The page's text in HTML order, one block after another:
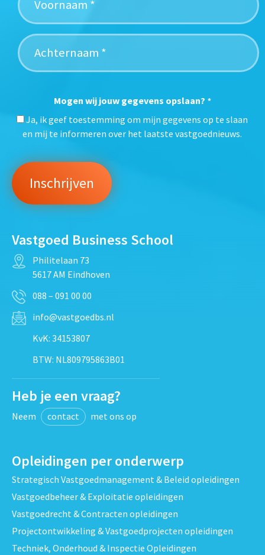
Mogen wij jouw gegevens opslaan? *
Ja, ik geef toestemming om mijn gegevens op te slaan
en mij te informeren over het laatste vastgoednieuws.
Vastgoed Business School
Philitelaan 73
5617 AM Eindhoven
088 – 091 00 00
info@vastgoedbs.nl
KvK: 34153807
BTW: NL809795863B01
Heb je een vraag?
Neem contact met ons op
Opleidingen per onderwerp
Strategisch Vastgoedmanagement & Beleid opleidingen
Vastgoedbeheer & Exploitatie opleidingen
Vastgoedrecht & Contracten opleidingen
Projectontwikkeling & Vastgoedprojecten opleidingen
Techniek, Onderhoud & Inspectie Opleidingen